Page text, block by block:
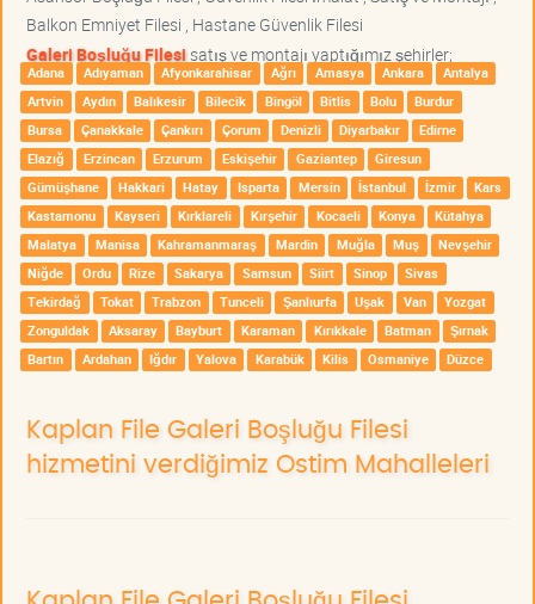
Balkon Emniyet Filesi , Hastane Güvenlik Filesi
Galeri Boşluğu Filesisatış ve montajı yaptığımız şehirler;
Adana Adıyaman Afyonkarahisar Ağrı Amasya Ankara
Antalya
Artvin
Aydın Balıkesir Bilecik Bingöl Bitlis Bolu
Burdur
Bursa
Çanakkale Çankırı Çorum Denizli Diyarbakır
Edirne
Elazığ
Erzincan Erzurum Eskişehir Gaziantep
Giresun
Gümüşhane
Hakkari Hatay Isparta Mersin İstanbul İzmir
Kars
Kastamonu
Kayseri Kırklareli Kırşehir Kocaeli Konya
Kütahya
Malatya
Manisa Kahramanmaraş Mardin Muğla Muş
Nevşehir
Niğde
Ordu Rize Sakarya Samsun Siirt Sinop
Sivas
Tekirdağ
Tokat Trabzon Tunceli Şanlıurfa Uşak Van
Yozgat
Zonguldak
Aksaray Bayburt Karaman Kırıkkale Batman
Şırnak
Bartın
Ardahan Iğdır Yalova Karabük Kilis Osmaniye Düzce
Kaplan File Galeri Boşluğu Filesi
hizmetini verdiğimiz Ostim Mahalleleri